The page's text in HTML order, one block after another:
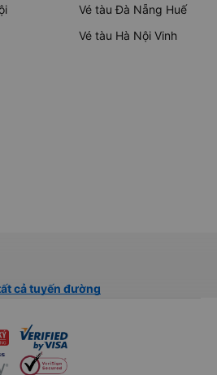
Vé tàu Đà Nẵng Huế
Vé tàu Hà Nội Vinh
cả tuyến đường